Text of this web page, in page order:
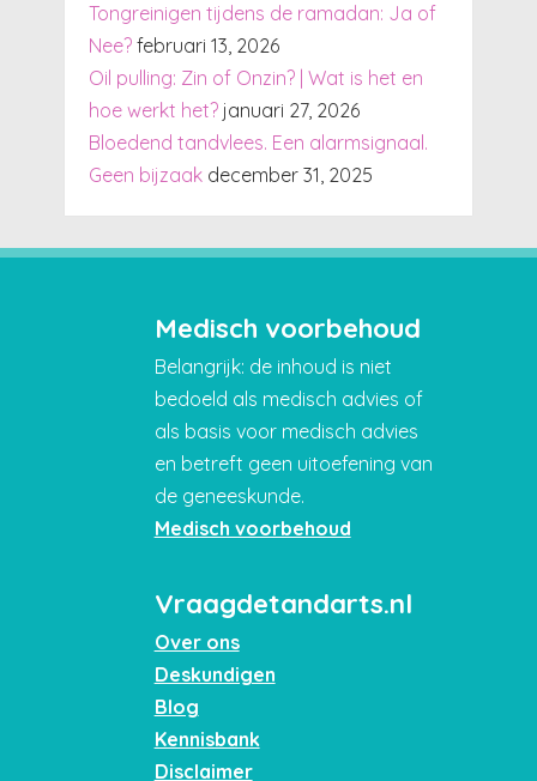
Tongreinigen tijdens de ramadan: Ja of
Nee? februari 13, 2026
Oil pulling: Zin of Onzin? | Wat is het en
hoe werkt het? januari 27, 2026
Bloedend tandvlees. Een alarmsignaal.
Geen bijzaak december 31, 2025
Medisch voorbehoud
Belangrijk: de inhoud is niet
bedoeld als medisch advies of
als basis voor medisch advies
en betreft geen uitoefening van
de geneeskunde.
Medisch voorbehoud
Vraagdetandarts.nl
Over ons
Deskundigen
Blog
Kennisbank
Disclaimer